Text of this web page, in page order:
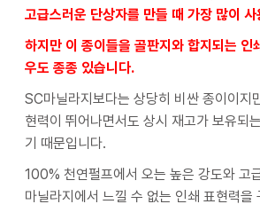
고급스러운 단상자를 만들 때 가장 많이
하지만 이 종이들을 골판지와 합지되는 인
우도 종종 있습니다.
SC마닐라지보다는 상당히 비싼 종이이지
현력이 뛰어나면서도 상시 재고가 보유되
기 때문입니다.
100% 천연펄프에서 오는 높은 강도와 고
마닐라지에서 느낄 수 없는 인쇄 표현력을